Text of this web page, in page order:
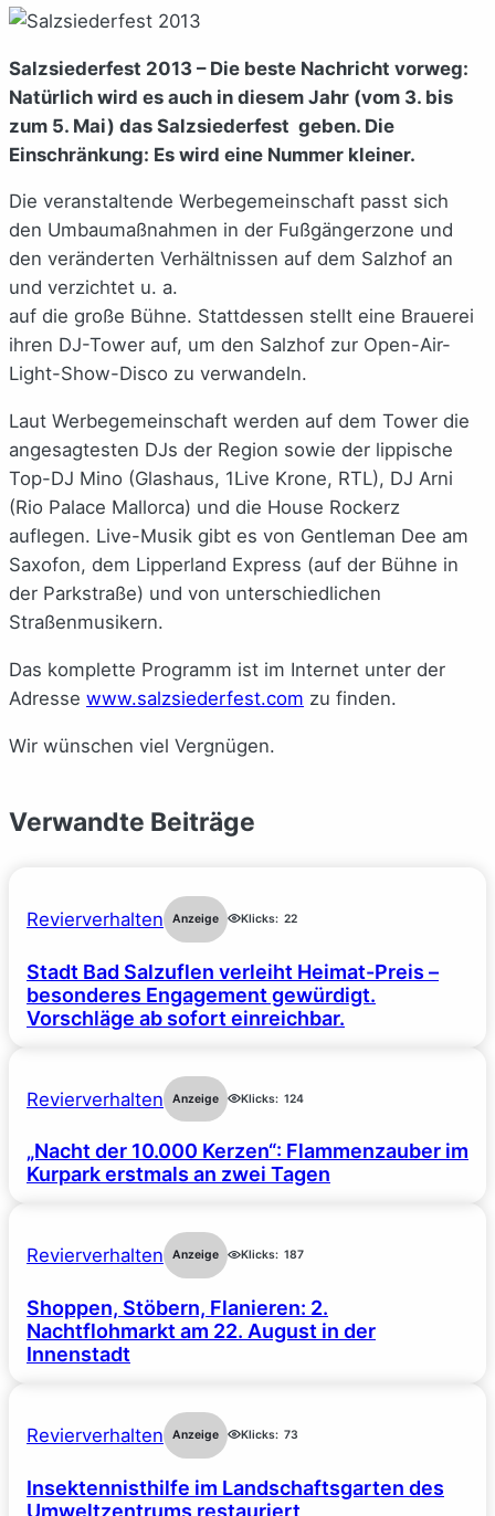
Salzsiederfest 2013 – Die beste Nachricht vorweg:
Natürlich wird es auch in diesem Jahr (vom 3. bis
zum 5. Mai) das Salzsiederfest geben. Die
Einschränkung: Es wird eine Nummer kleiner.
Die veranstaltende Werbegemeinschaft passt sich
den Umbaumaßnahmen in der Fußgängerzone und
den veränderten Verhältnissen auf dem Salzhof an
und verzichtet u. a.
auf die große Bühne. Stattdessen stellt eine Brauerei
ihren DJ-Tower auf, um den Salzhof zur Open-Air-
Light-Show-Disco zu verwandeln.
Laut Werbegemeinschaft werden auf dem Tower die
angesagtesten DJs der Region sowie der lippische
Top-DJ Mino (Glashaus, 1Live Krone, RTL), DJ Arni
(Rio Palace Mallorca) und die House Rockerz
auflegen. Live-Musik gibt es von Gentleman Dee am
Saxofon, dem Lipperland Express (auf der Bühne in
der Parkstraße) und von unterschiedlichen
Straßenmusikern.
Das komplette Programm ist im Internet unter der
Adresse www.salzsiederfest.com zu finden.
Wir wünschen viel Vergnügen.
Verwandte Beiträge
Revierverhalten Anzeige Klicks: 22
Stadt Bad Salzuflen verleiht Heimat-Preis –
besonderes Engagement gewürdigt.
Vorschläge ab sofort einreichbar.
Revierverhalten Anzeige Klicks: 124
„Nacht der 10.000 Kerzen“: Flammenzauber im
Kurpark erstmals an zwei Tagen
Revierverhalten Anzeige Klicks: 187
Shoppen, Stöbern, Flanieren: 2.
Nachtflohmarkt am 22. August in der
Innenstadt
Revierverhalten Anzeige Klicks: 73
Insektennisthilfe im Landschaftsgarten des
Umweltzentrums restauriert